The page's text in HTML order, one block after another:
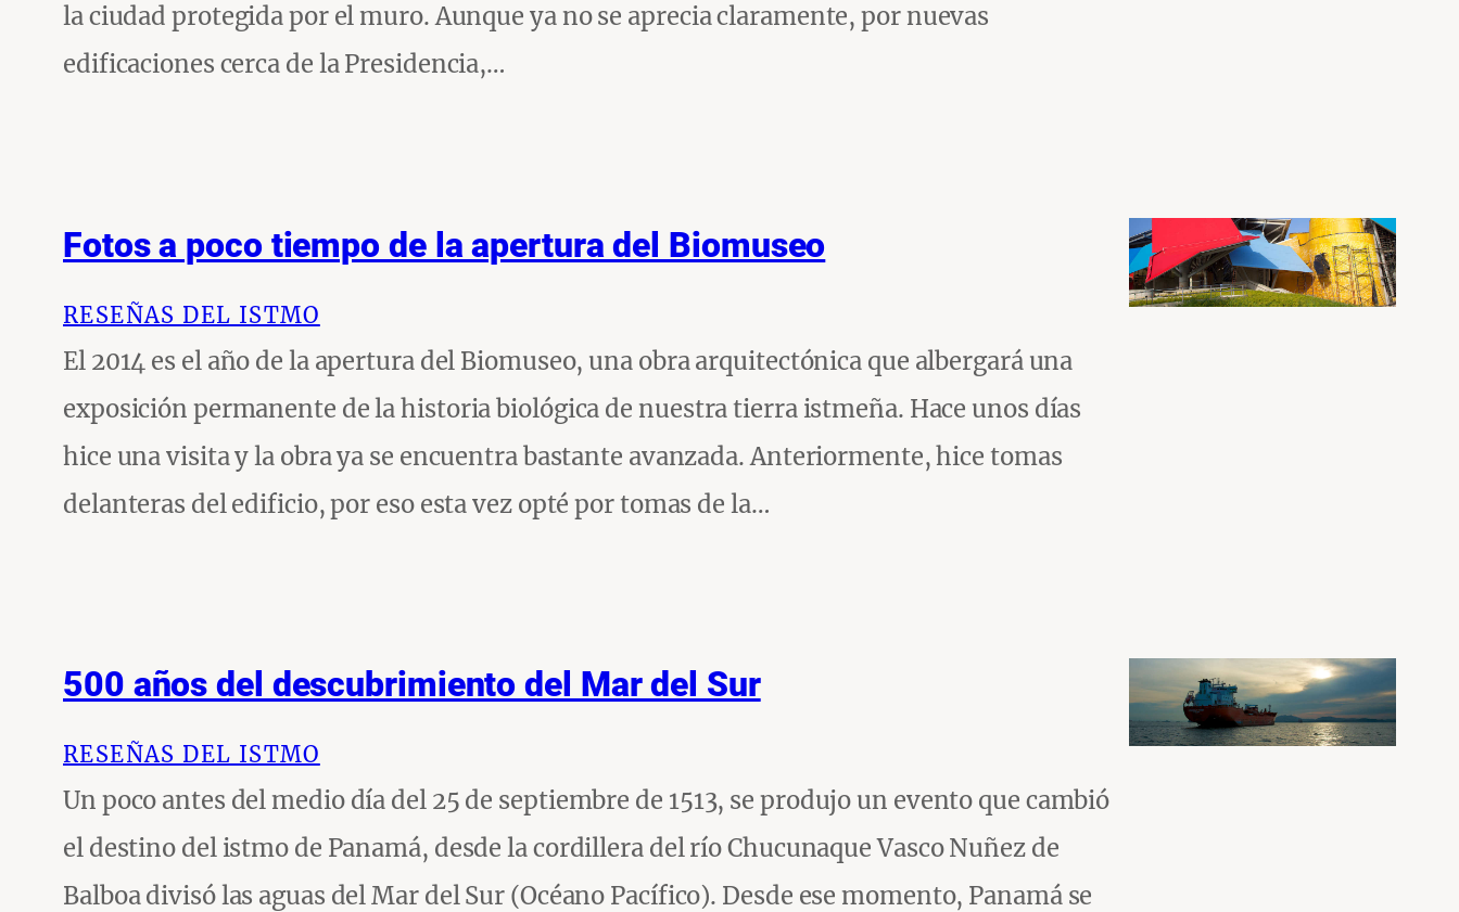
la ciudad protegida por el muro. Aunque ya no se aprecia claramente, por nuevas
edificaciones cerca de la Presidencia,…
Fotos a poco tiempo de la apertura del Biomuseo
RESEÑAS DEL ISTMO
El 2014 es el año de la apertura del Biomuseo, una obra arquitectónica que albergará una
exposición permanente de la historia biológica de nuestra tierra istmeña. Hace unos días
hice una visita y la obra ya se encuentra bastante avanzada. Anteriormente, hice tomas
delanteras del edificio, por eso esta vez opté por tomas de la…
500 años del descubrimiento del Mar del Sur
RESEÑAS DEL ISTMO
Un poco antes del medio día del 25 de septiembre de 1513, se produjo un evento que cambió
el destino del istmo de Panamá, desde la cordillera del río Chucunaque Vasco Nuñez de
Balboa divisó las aguas del Mar del Sur (Océano Pacífico). Desde ese momento, Panamá se